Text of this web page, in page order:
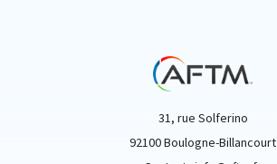
31, rue Solferino
92100 Boulogne-Billancourt